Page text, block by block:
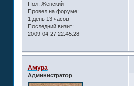
Пол: Женский
Провел на форуме:
1 день 13 часов
Последний визит:
2009-04-27 22:45:28
Амура
Администратор